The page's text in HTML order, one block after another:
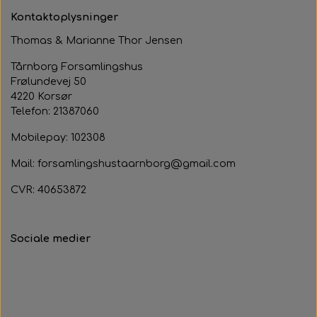
Kontaktoplysninger
Thomas & Marianne Thor Jensen
Tårnborg Forsamlingshus
Frølundevej 50
4220 Korsør
Telefon: 21387060
Mobilepay: 102308
Mail: forsamlingshustaarnborg@gmail.com
CVR: 40653872
Sociale medier